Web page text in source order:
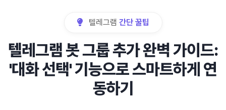
텔레그램 간단 꿀팁
텔레그램 봇 그룹 추가 완벽 가이드:
'대화 선택' 기능으로 스마트하게 연
동하기